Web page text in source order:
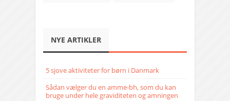
NYE ARTIKLER
5 sjove aktiviteter for børn i Danmark
Sådan vælger du en amme-bh, som du kan
bruge under hele graviditeten og amningen